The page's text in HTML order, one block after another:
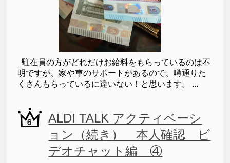
駐在員の方がどれだけお給料をもらっているのは不
明ですが、家や車のサポートがあるので、噂通りた
くさんもらっているに違いない！と思います。 ...
ALDI TALK アクティベーシ
ョン（続き） 本人確認 ビ
デオチャット編 ④